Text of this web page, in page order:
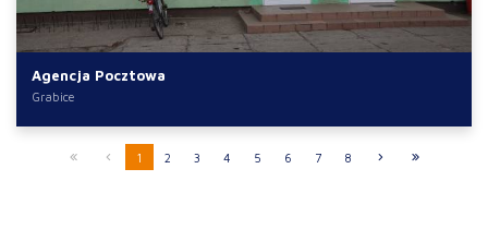
Agencja Pocztowa
Grabice
1 2 3 4 5 6 7 8